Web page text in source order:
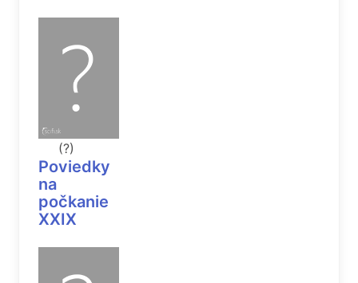
(?)
Poviedky
na
počkanie
XXIX